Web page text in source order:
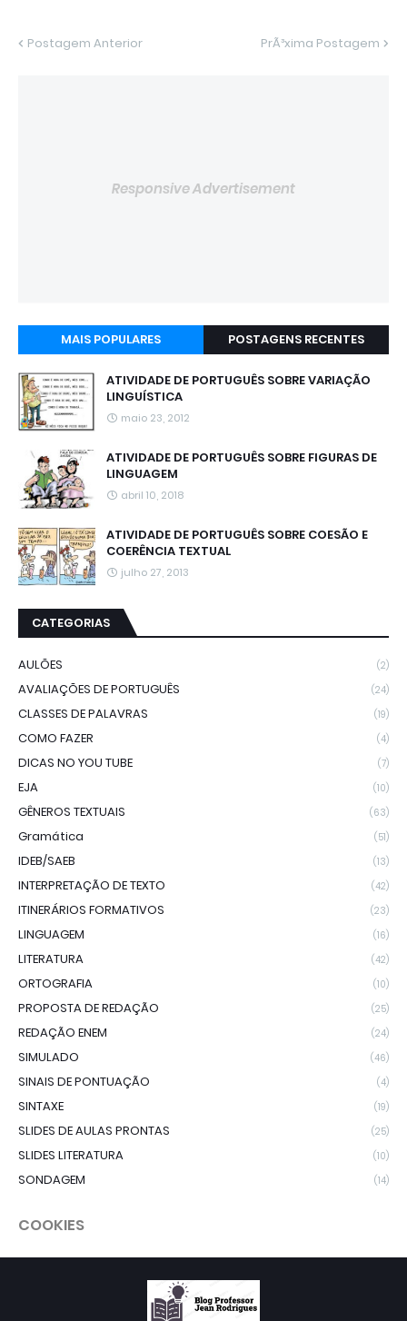
Postagem Anterior PrÃ³xima Postagem
Responsive Advertisement
MAIS POPULARES POSTAGENS RECENTES
ATIVIDADE DE PORTUGUÊS SOBRE VARIAÇÃO
LINGUÍSTICA
maio 23, 2012
ATIVIDADE DE PORTUGUÊS SOBRE FIGURAS DE
LINGUAGEM
abril 10, 2018
ATIVIDADE DE PORTUGUÊS SOBRE COESÃO E
COERÊNCIA TEXTUAL
julho 27, 2013
CATEGORIAS
AULÕES (2)
AVALIAÇÕES DE PORTUGUÊS (24)
CLASSES DE PALAVRAS (19)
COMO FAZER (4)
DICAS NO YOU TUBE (7)
EJA (10)
GÊNEROS TEXTUAIS (63)
Gramática (51)
IDEB/SAEB (13)
INTERPRETAÇÃO DE TEXTO (42)
ITINERÁRIOS FORMATIVOS (23)
LINGUAGEM (16)
LITERATURA (42)
ORTOGRAFIA (10)
PROPOSTA DE REDAÇÃO (25)
REDAÇÃO ENEM (24)
SIMULADO (46)
SINAIS DE PONTUAÇÃO (4)
SINTAXE (19)
SLIDES DE AULAS PRONTAS (25)
SLIDES LITERATURA (10)
SONDAGEM (14)
COOKIES